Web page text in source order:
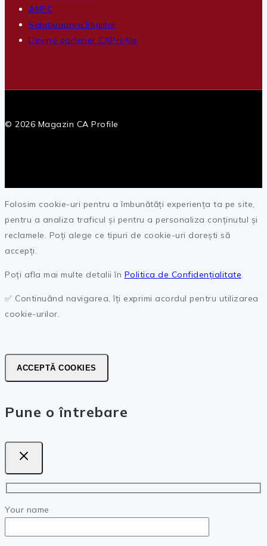
ANPC
Solutionarea litigiilor
Devino partener CAProfile
© 2026 Magazin CA Profile
Folosim cookie-uri pentru a îmbunătăți experiența ta pe site,
pentru a analiza traficul și pentru a personaliza conținutul și
reclamele. Poți alege ce tipuri de cookie-uri dorești să
accepți.
Poți afla mai multe detalii în Politica de Confidențialitate.
✅ Continuând navigarea, îți exprimi acordul pentru utilizarea
cookie-urilor.
ACCEPTĂ COOKIES
Pune o întrebare
Your name